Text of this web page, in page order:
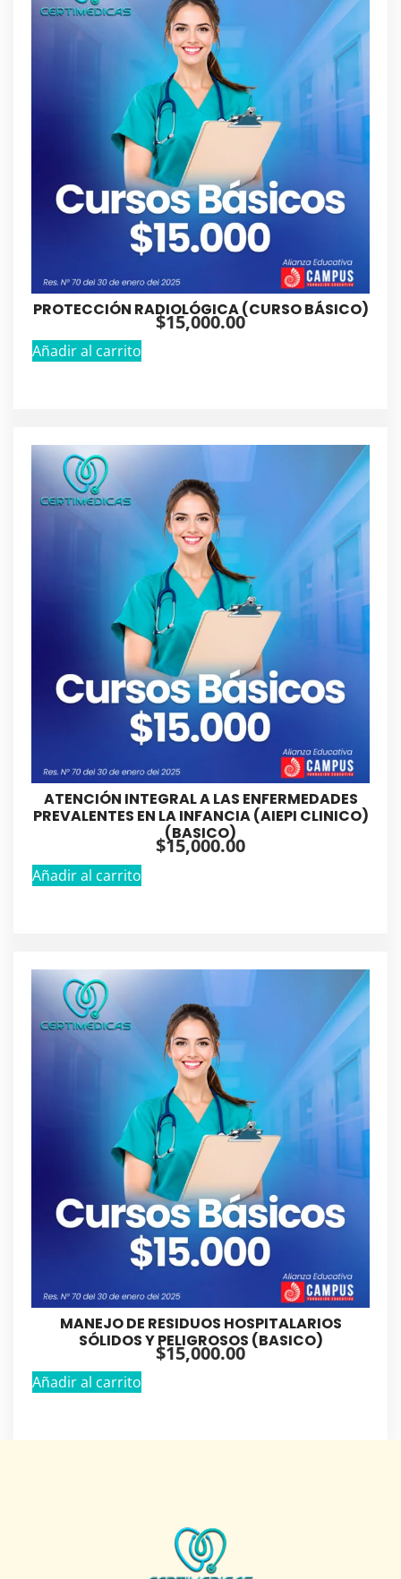
PROTECCIÓN RADIOLÓGICA (CURSO BÁSICO)
$15,000.00
Añadir al carrito
ATENCIÓN INTEGRAL A LAS ENFERMEDADES
PREVALENTES EN LA INFANCIA (AIEPI CLINICO)
(BASICO)
$15,000.00
Añadir al carrito
MANEJO DE RESIDUOS HOSPITALARIOS
SÓLIDOS Y PELIGROSOS (BASICO)
$15,000.00
Añadir al carrito